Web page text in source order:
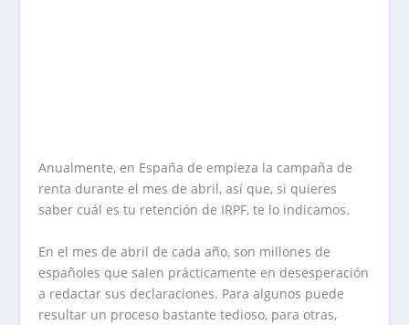
Anualmente, en España de empieza la campaña de
renta durante el mes de abril, así que, si quieres
saber cuál es tu retención de IRPF, te lo indicamos.
En el mes de abril de cada año, son millones de
españoles que salen prácticamente en desesperación
a redactar sus declaraciones. Para algunos puede
resultar un proceso bastante tedioso, para otras,